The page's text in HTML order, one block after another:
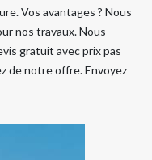
Vos avantages ? Nous
nos travaux. Nous
gratuit avec prix pas
de notre offre. Envoyez